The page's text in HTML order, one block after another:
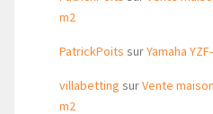
m2
PatrickPoits surYamaha
villabetting surVente
m2